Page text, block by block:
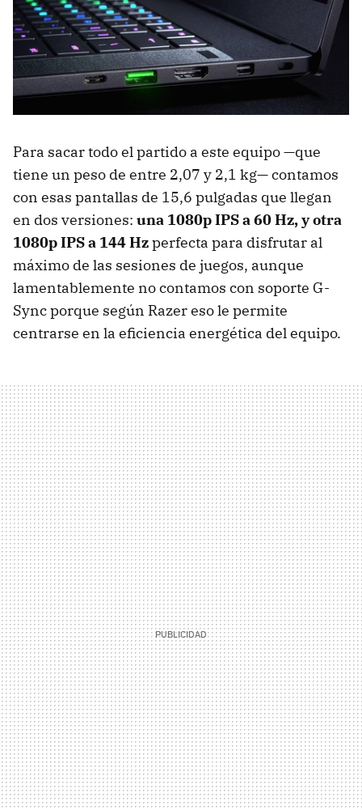
Para sacar todo el partido a este equipo —que
tiene un peso de entre 2,07 y 2,1 kg— contamos
con esas pantallas de 15,6 pulgadas que llegan
en dos versiones: una 1080p IPS a 60 Hz, y otra
1080p IPS a 144 Hzperfecta para disfrutar al
máximo de las sesiones de juegos, aunque
lamentablemente no contamos con soporte G-
Sync porque según Razer eso le permite
centrarse en la eficiencia energética del equipo.